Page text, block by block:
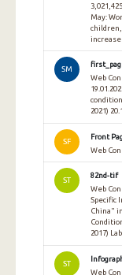
May:
increases
SM
Web
2021)
SF
Front
Web
ST
82nd-tif
Web
Specific
China"
2017)
ST
Web